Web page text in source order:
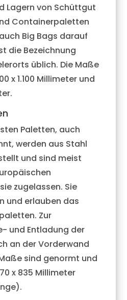
Lagern von Schüttgut
Containerpaletten
Big Bags darauf
die Bezeichnung
üblich. Die Maße
x 1.100 Millimeter und
Paletten, auch
werden aus Stahl
und sind meist
zugelassen. Sie
und erlauben das
Zur
und Entladung der
an der Vorderwand
sind genormt und
x 835 Millimeter